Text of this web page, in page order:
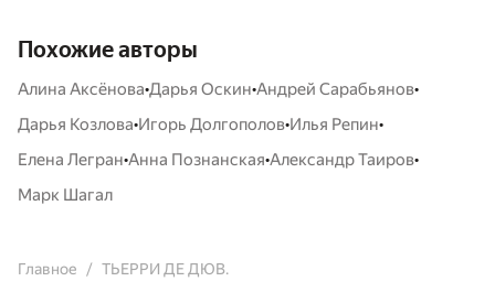
Похожие авторы
Алина Аксёнова•Дарья Оскин•Андрей Сарабьянов•
Дарья Козлова•Игорь Долгополов•Илья Репин•
Елена Легран•Анна Познанская•Александр Таиров•
Марк Шагал
Главное ТЬЕРРИ ДЕ ДЮВ.